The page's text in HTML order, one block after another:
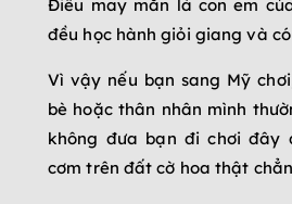
Điều may mắn là con em
đều học hành giỏi giang và
Vì vậy nếu bạn sang Mỹ
bè hoặc thân nhân mình
không đưa bạn đi chơi đây
cơm trên đất cờ hoa thật